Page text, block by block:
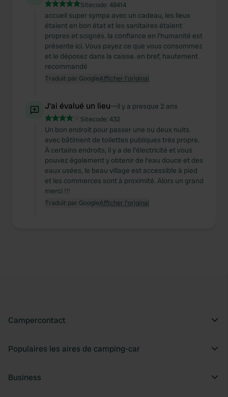
Sitecode: 48414
accueil super sympa avec un cadeau, les lieux
étaient en bon état et les sanitaires étaient
propres et soignés. la confiance en l’humanité est
présente ici. Vous payez ce que vous consommez
et le déposez dans la caisse. en bref, hautement
recommandé
Traduit par GoogleAfficher l'original
J'ai évalué un lieu—il y a presque 2 ans
Sitecode: 432
Un bon endroit pour passer une ou deux nuits.
avec bâtiment de toilettes publiques très propre.
À certains endroits, il y a de l'électricité et vous
pouvez également y obtenir de l'eau douce et des
eaux usées, le beau village est accessible à pied
et les commerces sont à proximité. Alors un grand
merci !!!
Traduit par GoogleAfficher l'original
Campercontact
Populaires les aires de camping-car
Business